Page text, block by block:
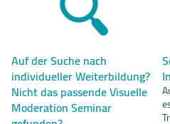
Auf der Suche nach
individueller Weiterbildung?
Nicht das passende Visuelle
Moderation Seminar